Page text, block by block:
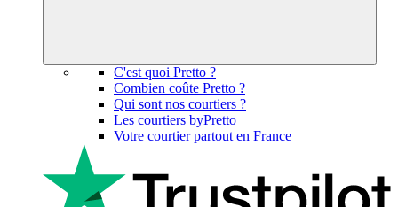
C'est quoi Pretto ?
Combien coûte Pretto ?
Qui sont nos courtiers ?
Les courtiers byPretto
Votre courtier partout en France